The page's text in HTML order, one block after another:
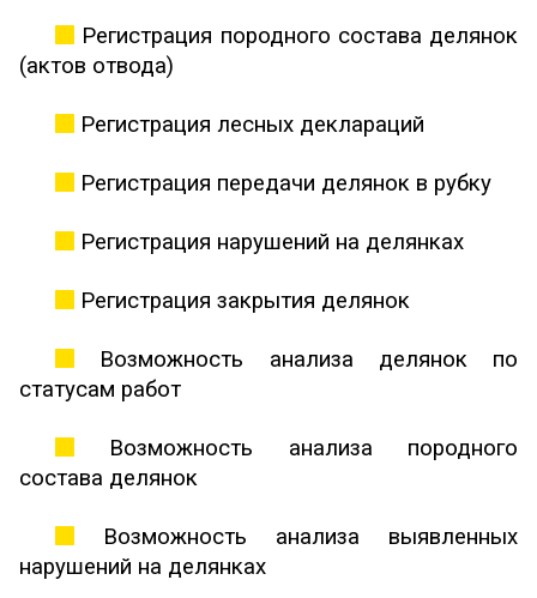
Регистрация породного состава делянок
(актов отвода)
Регистрация лесных деклараций
Регистрация передачи делянок в рубку
Регистрация нарушений на делянках
Регистрация закрытия делянок
Возможность анализа делянок по
статусам работ
Возможность анализа породного
состава делянок
Возможность анализа выявленных
нарушений на делянках